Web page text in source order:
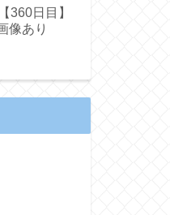
360日目】
像あり